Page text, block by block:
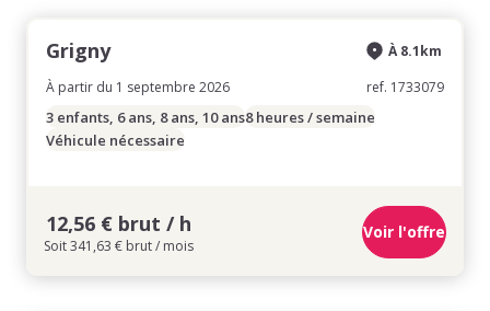
Grigny
À partir du 1 septembre 2026
À 8.1km
ref. 1733079
3 enfants, 6 ans, 8 ans, 10 ans8 heures / semaine
Véhicule nécessaire
12,56 € brut / h
Soit 341,63 € brut / mois
Voir l'offre